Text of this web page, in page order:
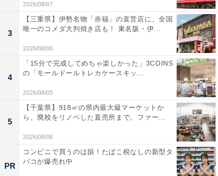
詳細情報
商品名
たまごっち UFOスイング２
メーカー
バンダイ
2026/08/07
3
【三重県】伊勢名物「赤福」の直営店に、全国
唯一のコメダ大判焼き店も！ 東名阪・伊...
2026/08/06
4
「15分で完成してめちゃ楽しかった」3COINS
の「モールドールトレカケースキッ...
2026/08/05
5
【千葉県】918㎡の県内最大級マーケットか
ら、廃校をリノベした直売所まで。ファー...
2026/08/06
PR
コンビニで買うのは損！たばこ税なしの新型タ
バコが爆売れ中